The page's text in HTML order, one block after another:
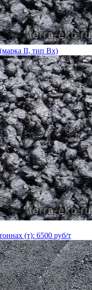
II, тип Вх)
(т): 6500 руб/т